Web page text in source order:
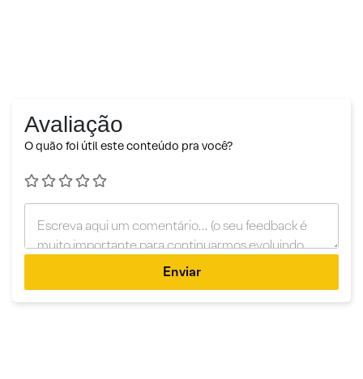
Avaliação
O quão foi útil este conteúdo pra você?
Enviar